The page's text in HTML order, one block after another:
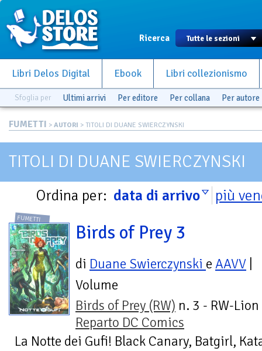
Ricerca
Libri Delos Digital Ebook Libri collezionismo
Sfoglia per Ultimi arrivi Per editore Per collana Per autore
FUMETTI > AUTORI > TITOLI DI DUANE SWIERCZYNSKI
TITOLI DI DUANE SWIERCZYNSKI
Ordina per: data di arrivo più
FUMETTI
Birds of Prey 3
di Duane Swierczynski e AAVV
Volume
Birds of Prey (RW) n. 3 - RW-
Reparto DC Comics
La Notte dei Gufi! Black Canary, Batgirl,